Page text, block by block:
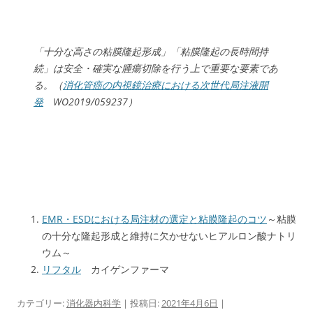
「十分な高さの粘膜隆起形成」「粘膜隆起の長時間持
続」は安全・確実な腫瘍切除を行う上で重要な要素であ
る。（消化管癌の内視鏡治療における次世代局注液開
発WO2019/059237）
EMR・ESDにおける局注材の選定と粘膜隆起のコツ ～粘膜
の十分な隆起形成と維持に欠かせないヒアルロン酸ナトリ
ウム～
リフタル カイゲンファーマ
カテゴリー:消化器内科学 | 投稿日:2021年4月6日 |